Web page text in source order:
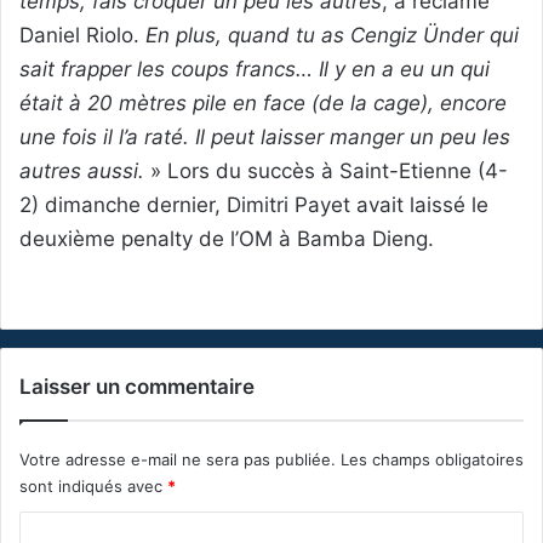
Daniel Riolo. En plus, quand tu as Cengiz Ünder qui
sait frapper les coups francs… Il y en a eu un qui
était à 20 mètres pile en face (de la cage), encore
une fois il l’a raté. Il peut laisser manger un peu les
autres aussi. » Lors du succès à Saint-Etienne (4-
2) dimanche dernier, Dimitri Payet avait laissé le
deuxième penalty de l’OM à Bamba Dieng.
Laisser un commentaire
Votre adresse e-mail ne sera pas publiée. Les champs obligatoires
sont indiqués avec *